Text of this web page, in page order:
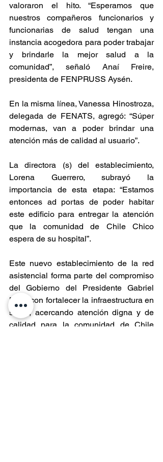
valoraron el hito. “Esperamos que
nuestros compañeros funcionarios y
funcionarias de salud tengan una
instancia acogedora para poder trabajar
y brindarle la mejor salud a la
comunidad”, señaló Anaí Freire,
presidenta de FENPRUSS Aysén.
En la misma línea, Vanessa Hinostroza,
delegada de FENATS, agregó: “Súper
modernas, van a poder brindar una
atención más de calidad al usuario”.
La directora (s) del establecimiento,
Lorena Guerrero, subrayó la
importancia de esta etapa: “Estamos
entonces ad portas de poder habitar
este edificio para entregar la atención
que la comunidad de Chile Chico
espera de su hospital”.
Este nuevo establecimiento de la red
asistencial forma parte del compromiso
del Gobierno del Presidente Gabriel
Boric con fortalecer la infraestructura en
salud, acercando atención digna y de
calidad para la comunidad de Chile